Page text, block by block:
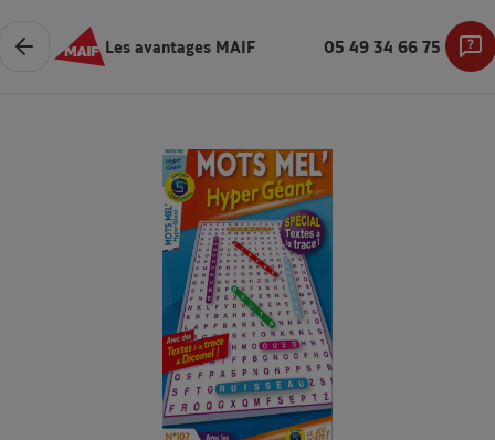
Les avantages MAIF 05 49 34 66 75